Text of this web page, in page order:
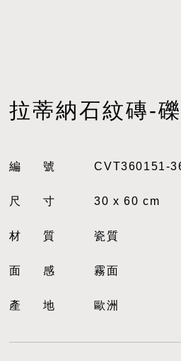
拉蒂納石紋磚-
編號 CVT360151-
尺寸 30 x 60 cm
材質 瓷質
面感 霧面
產地 歐洲